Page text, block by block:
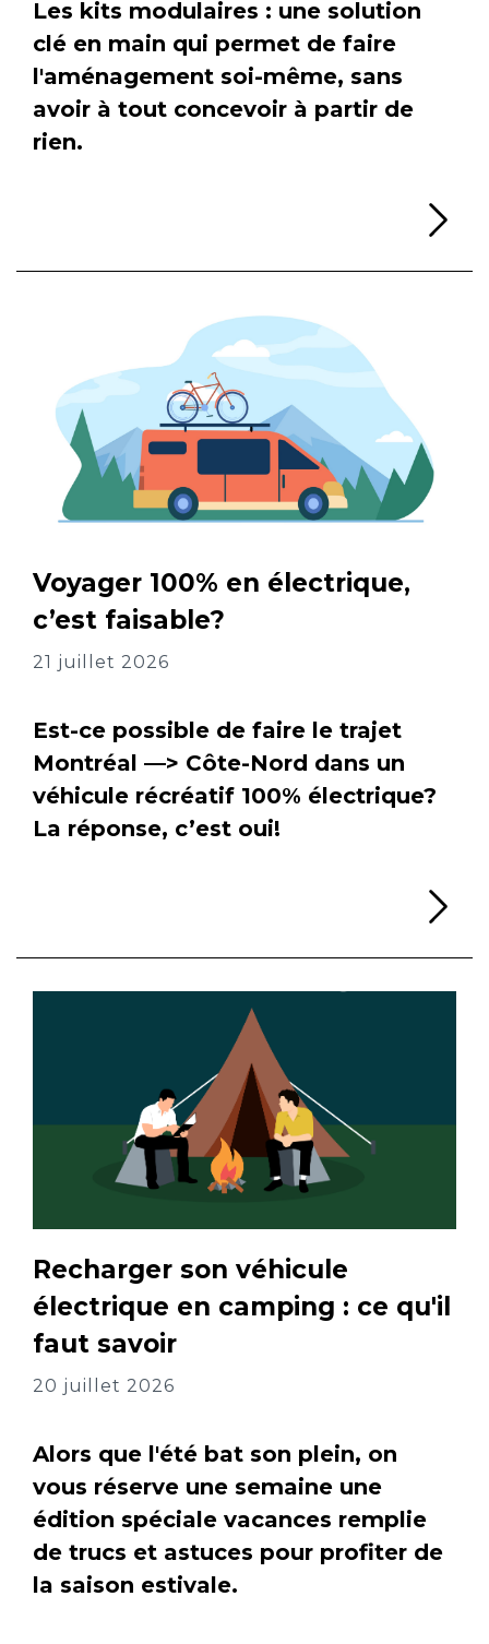
Les kits modulaires : une solution
clé en main qui permet de faire
l'aménagement soi-même, sans
avoir à tout concevoir à partir de
rien.
Voyager 100% en électrique,
c’est faisable?
21 juillet 2026
Est-ce possible de faire le trajet
Montréal —> Côte-Nord dans un
véhicule récréatif 100% électrique?
La réponse, c’est oui!
Recharger son véhicule
électrique en camping : ce qu'il
faut savoir
20 juillet 2026
Alors que l'été bat son plein, on
vous réserve une semaine une
édition spéciale vacances remplie
de trucs et astuces pour profiter de
la saison estivale.